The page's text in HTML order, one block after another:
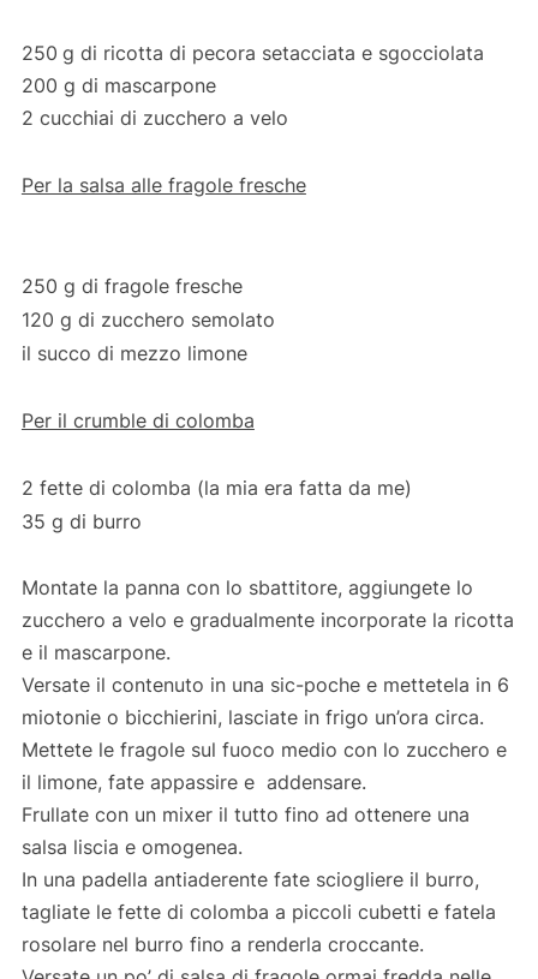
250 g di ricotta di pecora setacciata e sgocciolata
200 g di mascarpone
2 cucchiai di zucchero a velo
Per la salsa alle fragole fresche
250 g di fragole fresche
120 g di zucchero semolato
il succo di mezzo limone
Per il crumble di colomba
2 fette di colomba (la mia era fatta da me)
35 g di burro
Montate la panna con lo sbattitore, aggiungete lo
zucchero a velo e gradualmente incorporate la ricotta
e il mascarpone.
Versate il contenuto in una sic-poche e mettetela in 6
miotonie o bicchierini, lasciate in frigo un’ora circa.
Mettete le fragole sul fuoco medio con lo zucchero e
il limone, fate appassire e addensare.
Frullate con un mixer il tutto fino ad ottenere una
salsa liscia e omogenea.
In una padella antiaderente fate sciogliere il burro,
tagliate le fette di colomba a piccoli cubetti e fatela
rosolare nel burro fino a renderla croccante.